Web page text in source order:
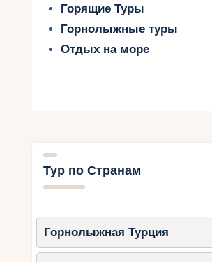
Горящие Туры
Горнолыжные туры
Отдых на море
Тур по Странам
Горнолыжная Турция